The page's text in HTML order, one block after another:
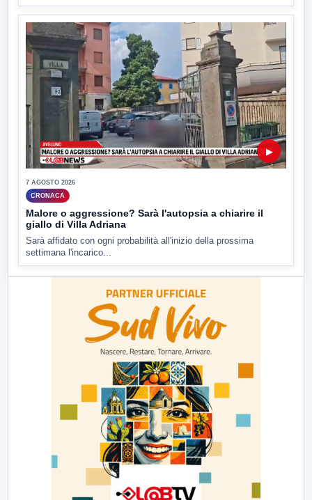
▶
7 AGOSTO 2026
CRONACA
Malore o aggressione? Sarà l'autopsia a chiarire il
giallo di Villa Adriana
Sarà affidato con ogni probabilità all'inizio della prossima
settimana l'incarico...